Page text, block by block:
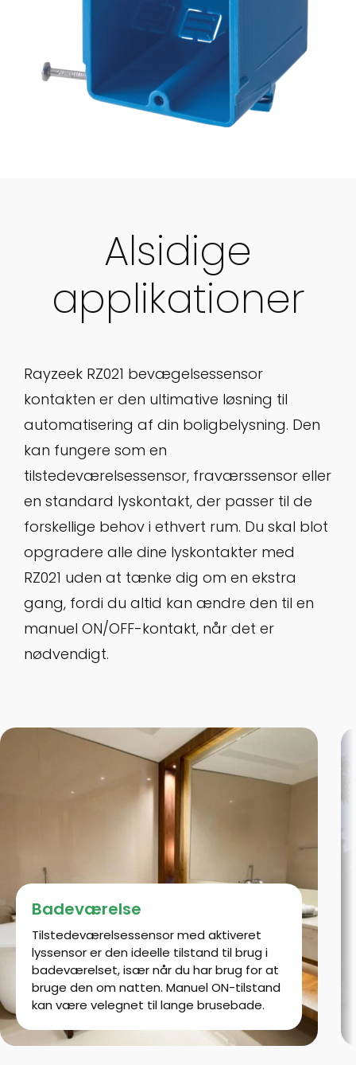
Alsidige
applikationer
Rayzeek RZ021 bevægelsessensor
kontakten er den ultimative løsning til
automatisering af din boligbelysning. Den
kan fungere som en
tilstedeværelsessensor, fraværssensor eller
en standard lyskontakt, der passer til de
forskellige behov i ethvert rum. Du skal blot
opgradere alle dine lyskontakter med
RZ021 uden at tænke dig om en ekstra
gang, fordi du altid kan ændre den til en
manuel ON/OFF-kontakt, når det er
nødvendigt.
Badeværelse
Tilstedeværelsessensor med aktiveret
lyssensor er den ideelle tilstand til brug i
badeværelset, især når du har brug for at
bruge den om natten. Manuel ON-tilstand
kan være velegnet til lange brusebade.